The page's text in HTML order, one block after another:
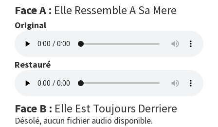
Face A : Elle Ressemble A Sa Mere
Original
Restauré
Face B : Elle Est Toujours Derriere
Désolé, aucun fichier audio disponible.